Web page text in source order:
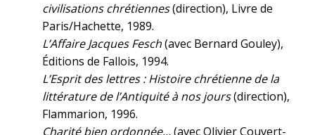
civilisations chrétiennes(direction), Livre de
Paris/Hachette, 1989.
L’Affaire Jacques Fesch(avec Bernard Gouley),
Éditions de Fallois, 1994.
L’Esprit des lettres : Histoire chrétienne de la
littérature de l’Antiquité à nos jours(direction),
Flammarion, 1996.
Charité bien ordonnée…(avec Olivier Couvert-